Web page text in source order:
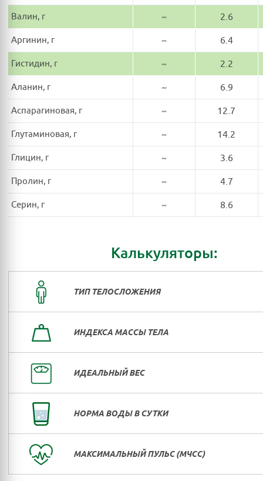
Валин, г ~ 2.6
Аргинин, г ~ 6.4
Гистидин, г ~ 2.2
Аланин, г ~ 6.9
Аспарагиновая, г ~ 12.7
Глутаминовая, г ~ 14.2
Глицин, г ~ 3.6
Пролин, г ~ 4.7
Серин, г ~ 8.6
Калькуляторы:
ТИП ТЕЛОСЛОЖЕНИЯ
ИНДЕКСА МАССЫ ТЕЛА
ИДЕАЛЬНЫЙ ВЕС
НОРМА ВОДЫ В СУТКИ
МАКСИМАЛЬНЫЙ ПУЛЬС (МЧСС)